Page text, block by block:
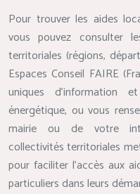
Pour trouver les aides
vous pouvez consulter
territoriales (régions,
Espaces Conseil FAIRE
uniques d’information
énergétique, ou vous
mairie ou de votre
collectivités territoriales
pour faciliter l’accès aux
particuliers dans leurs